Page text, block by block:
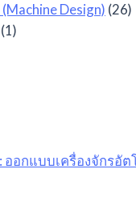
Design) (26)
(1)
ออกแบบเครื่องจักรอั